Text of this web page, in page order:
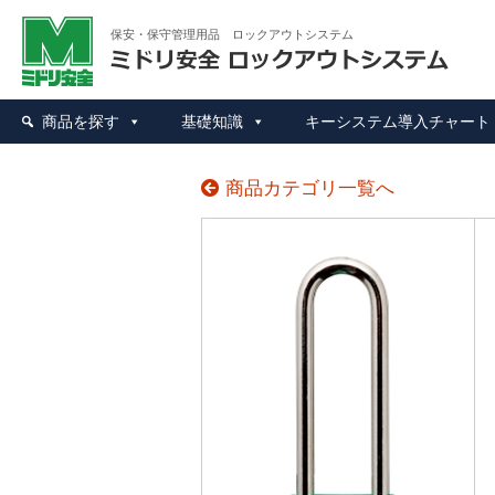
保安・保守管理用品 ロックアウトシステム
商品を探す 基礎知識 キーシステム導入チャート
商品カテゴリ一覧へ